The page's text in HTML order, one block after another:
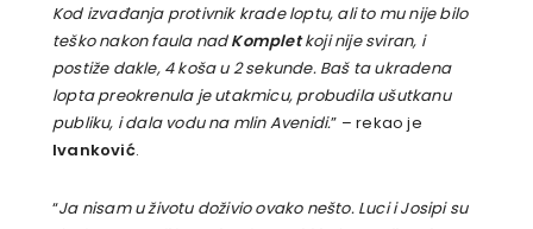
Kod izvađanja protivnik krade loptu, ali to mu nije bilo
teško nakon faula nadKompletkoji nije sviran, i
postiže dakle, 4 koša u 2 sekunde. Baš ta ukradena
lopta preokrenula je utakmicu, probudila ušutkanu
publiku, i dala vodu na mlin Avenidi.” – rekao je
Ivanković.
“Ja nisam u životu doživio ovako nešto. Luci i Josipi su